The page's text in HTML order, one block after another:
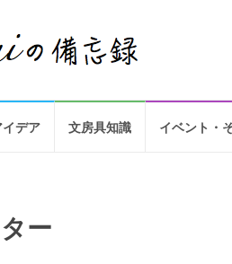
デア 文房具知識 イベント・
ー